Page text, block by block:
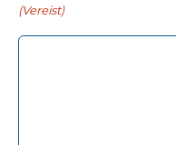
(Vereist)